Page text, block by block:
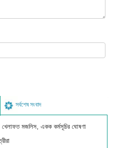
সর্বশেষ সংবাদ
খেলাফত মজলিস, একক কর্মসূচির ঘোষণা